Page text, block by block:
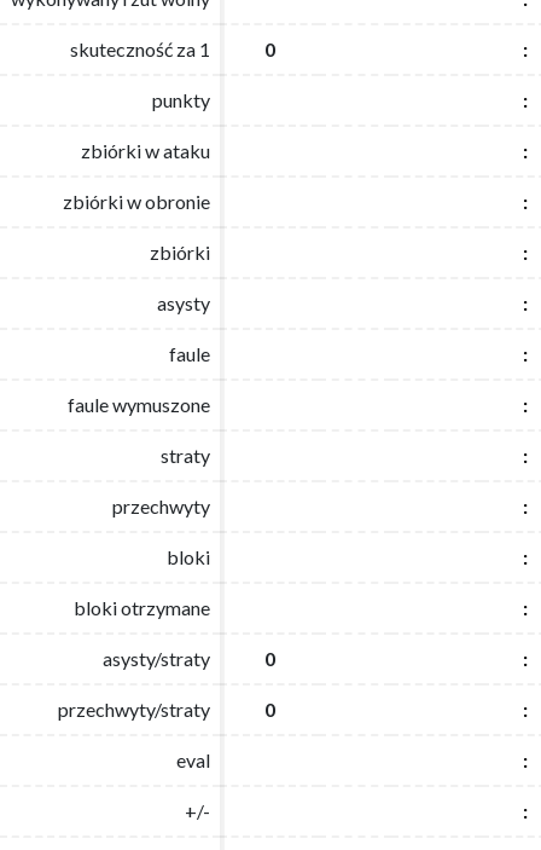
skuteczność za 1 0 :
punkty :
zbiórki w ataku :
zbiórki w obronie :
zbiórki :
asysty :
faule :
faule wymuszone :
straty :
przechwyty :
bloki :
bloki otrzymane :
asysty/straty 0 :
przechwyty/straty 0 :
eval :
+/- :
skuteczność za 1 0 :
punkty :
zbiórki w ataku :
zbiórki w obronie :
zbiórki :
asysty :
faule :
faule wymuszone :
straty :
przechwyty :
bloki :
bloki otrzymane :
asysty/straty 0 :
przechwyty/straty 0 :
eval :
+/- :